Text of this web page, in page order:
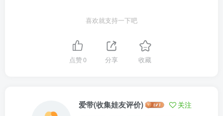
喜欢就支持一下吧
点赞0 分享 收藏
爱带(收集娃友评价) 关注